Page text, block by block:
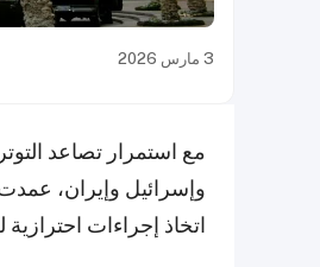
3 مارس 2026
مع استمرار تصاعد
وإسرائيل وإيران،
اتخاذ إجراءات